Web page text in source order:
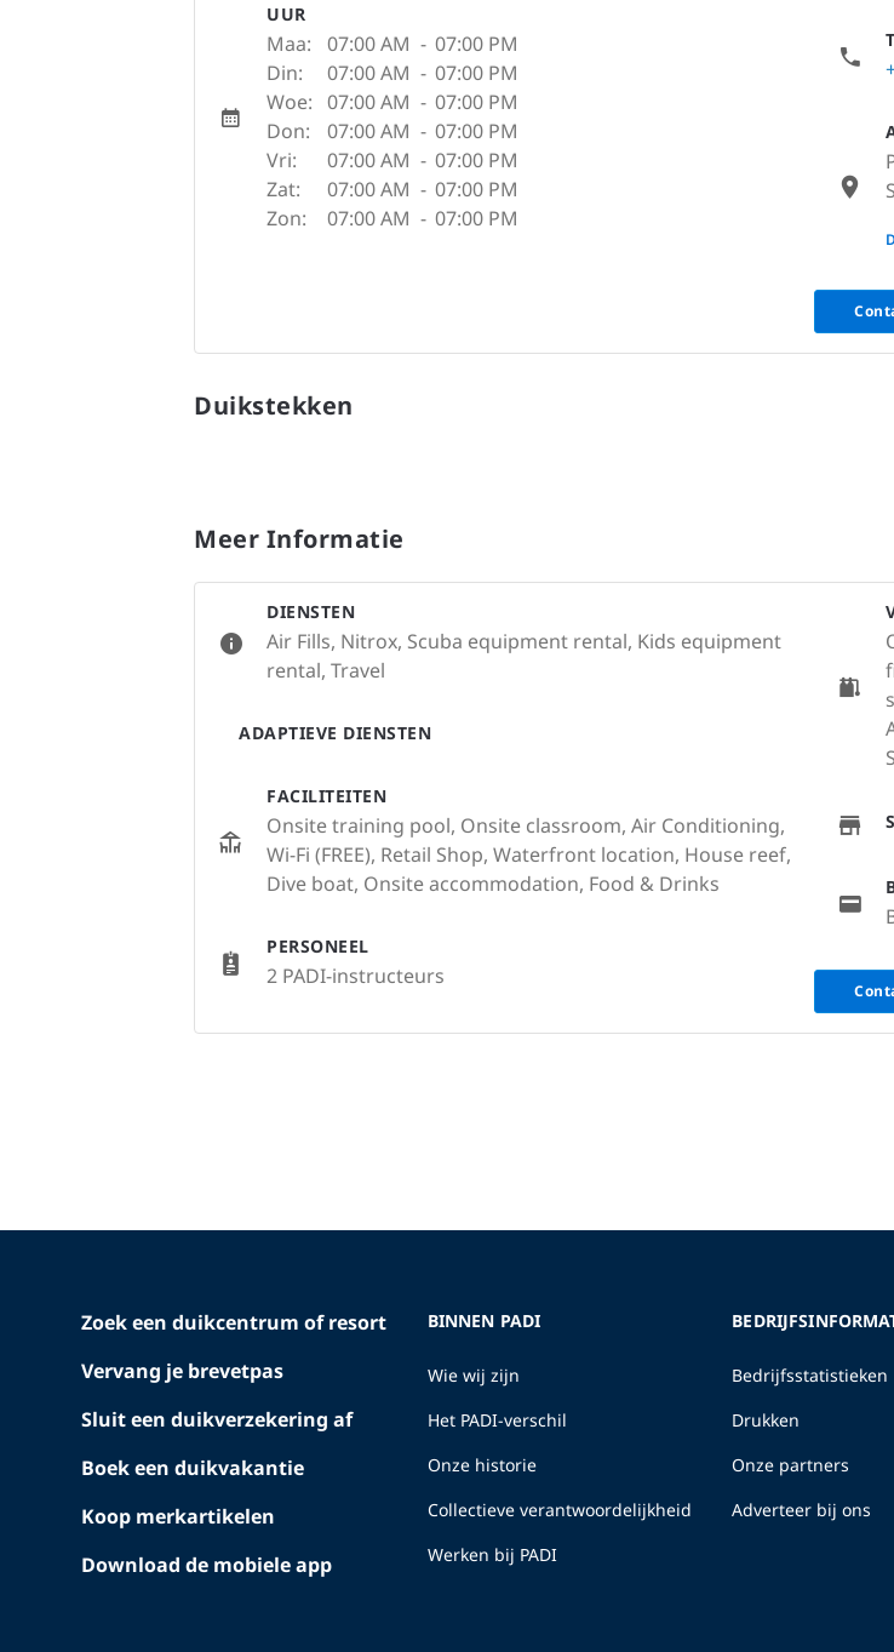
UUR
Maa: 07:00 AM - 07:00 PM
Din:
07:00 AM - 07:00 PM
Woe: 07:00 AM - 07:00 PM
Don:
07:00 AM - 07:00 PM
Vri:
07:00 AM - 07:00 PM
Zat:
07:00 AM - 07:00 PM
Zon:
07:00 AM - 07:00 PM
Duikstekken
Meer Informatie
DIENSTEN
Air Fills, Nitrox, Scuba equipment rental, Kids equipment
rental, Travel
ADAPTIEVE DIENSTEN
FACILITEITEN
Onsite training pool, Onsite classroom, Air Conditioning,
Wi-Fi (FREE), Retail Shop, Waterfront location, House reef,
Dive boat, Onsite accommodation, Food & Drinks
PERSONEEL
2 PADI-instructeurs
Zoek een duikcentrum of resort
Vervang je brevetpas
Sluit een duikverzekering af
Boek een duikvakantie
Koop merkartikelen
Download de mobiele app
BINNEN PADI
Wie wij zijn
Het PADI-verschil
Onze historie
Collectieve verantwoordelijkheid
Werken bij PADI
Bedrijfsstatistieken
Drukken
Onze partners
Adverteer bij ons